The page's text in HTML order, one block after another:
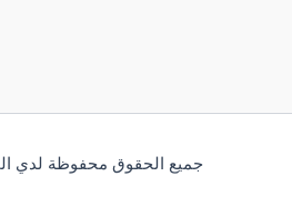
جميع الحقوق محفوظة لدي